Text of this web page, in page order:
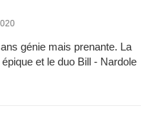
génie mais prenante. La
et le duo Bill - Nardole